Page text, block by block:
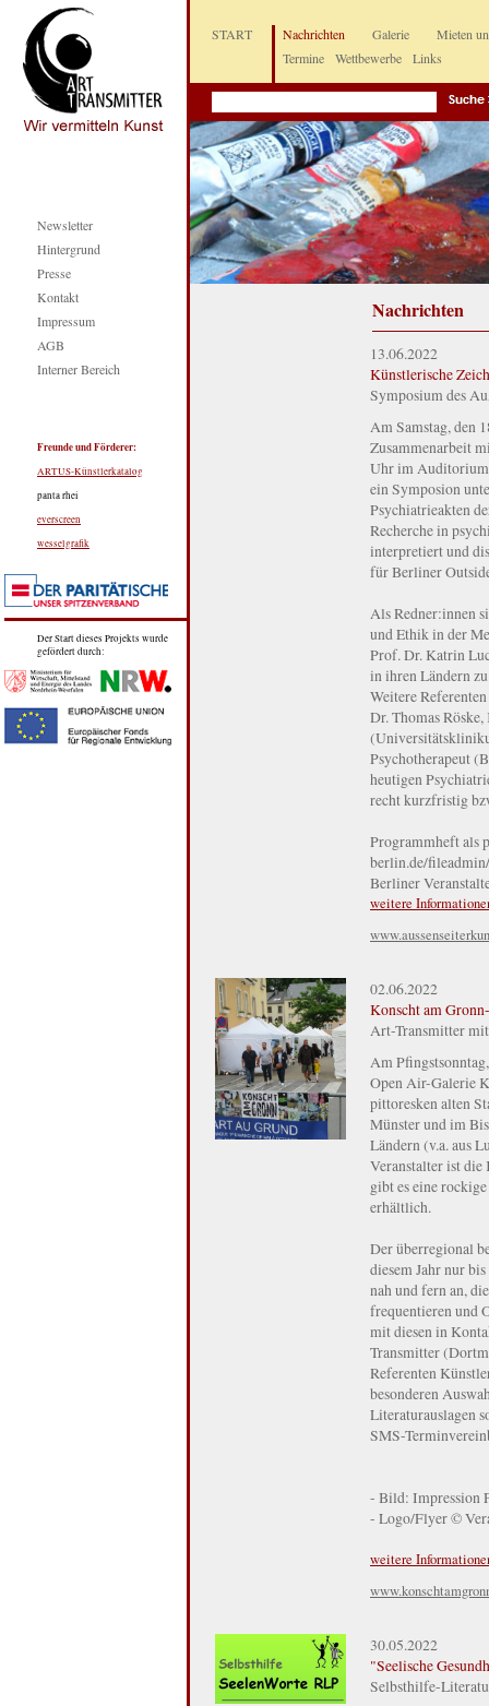
Newsletter
Hintergrund
Presse
Kontakt
Impressum
AGB
Interner Bereich
Freunde und Förderer:
ARTUS-Künstlerkatalog
panta rhei
everscreen
wesselgrafik
Der Start dieses Projekts wurde
gefördert durch:
START
Nachrichten
Termine
Wettbewerbe Links
Galerie Mieten
Nachrichten
13.06.2022
Künstlerische
Symposium des
Am Samstag, den
Zusammenarbeit
Uhr im Auditorium
ein Symposion
Psychiatrieakten
Recherche in
interpretiert und
für Berliner
Als Redner:innen
und Ethik in der
Prof. Dr. Katrin
in ihren Ländern
Weitere
Dr. Thomas
Psychotherapeut
heutigen
recht kurzfristig
Programmheft als
berlin.de/
Berliner
weitere
02.06.2022
Konscht am
Art-Transmitter
Am
Open Air-Galerie
pittoresken alten
Münster und im
Ländern (v.a. aus
Veranstalter ist
gibt es eine
erhältlich.
Der überregional
diesem Jahr nur
nah und fern an,
frequentieren und
mit diesen in
Transmitter
Referenten
besonderen
Literaturauslagen
SMS-
- Bild: Impression
- Logo/Flyer ©
weitere
30.05.2022
"Seelische
Selbsthilfe-